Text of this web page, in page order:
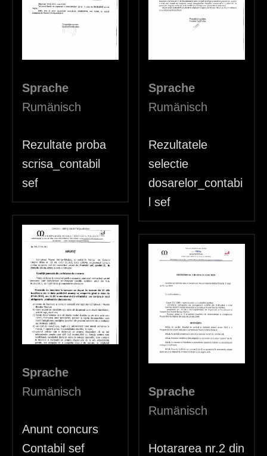
Sprache
Rumänisch
Rezultate proba
scrisa_contabil
sef
Sprache
Rumänisch
Rezultatele
selectie
dosarelor_contabi
l sef
Sprache
Rumänisch
Anunt concurs
Contabil sef
Sprache
Rumänisch
Hotararea nr.2 din